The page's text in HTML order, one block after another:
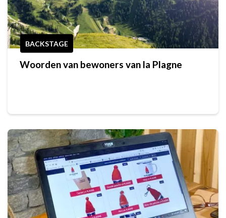
BACKSTAGE
Woorden van bewoners van la Plagne